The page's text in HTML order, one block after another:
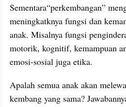
Sementara“perkembangan”
meningkatknya fungsi dan
anak. Misalnya fungsi
motorik, kognitif, kemampuan
emosi-sosial juga etika.
Apalah semua anak akan
kembang yang sama?